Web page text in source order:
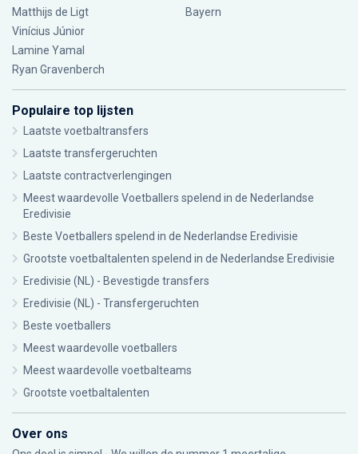
Matthijs de Ligt
Vinícius Júnior
Lamine Yamal
Ryan Gravenberch
Bayern
Populaire top lijsten
Laatste voetbaltransfers
Laatste transfergeruchten
Laatste contractverlengingen
Meest waardevolle Voetballers spelend in de Nederlandse
Eredivisie
Beste Voetballers spelend in de Nederlandse Eredivisie
Grootste voetbaltalenten spelend in de Nederlandse Eredivisie
Eredivisie (NL) - Bevestigde transfers
Eredivisie (NL) - Transfergeruchten
Beste voetballers
Meest waardevolle voetballers
Meest waardevolle voetbalteams
Grootste voetbaltalenten
Over ons